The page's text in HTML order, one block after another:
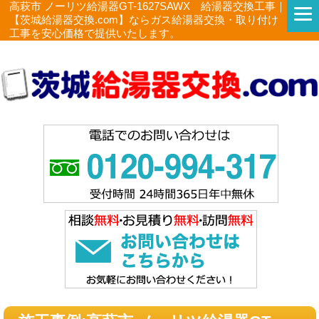
高萩市 ノーリツ給湯器GT-1627SAWX 給湯器交換工事｜
【茨城給湯器交換.com】ならガス給湯器交換・取り付け
工事を安心価格で提供いたします。